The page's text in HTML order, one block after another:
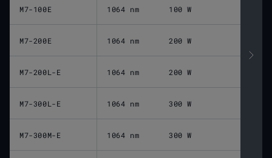
M7-100E 1064 nm 100 W
M7-200E 1064 nm 200 W
M7-200L-E 1064 nm 200 W
M7-300L-E 1064 nm 300 W
M7-300M-E 1064 nm 300 W